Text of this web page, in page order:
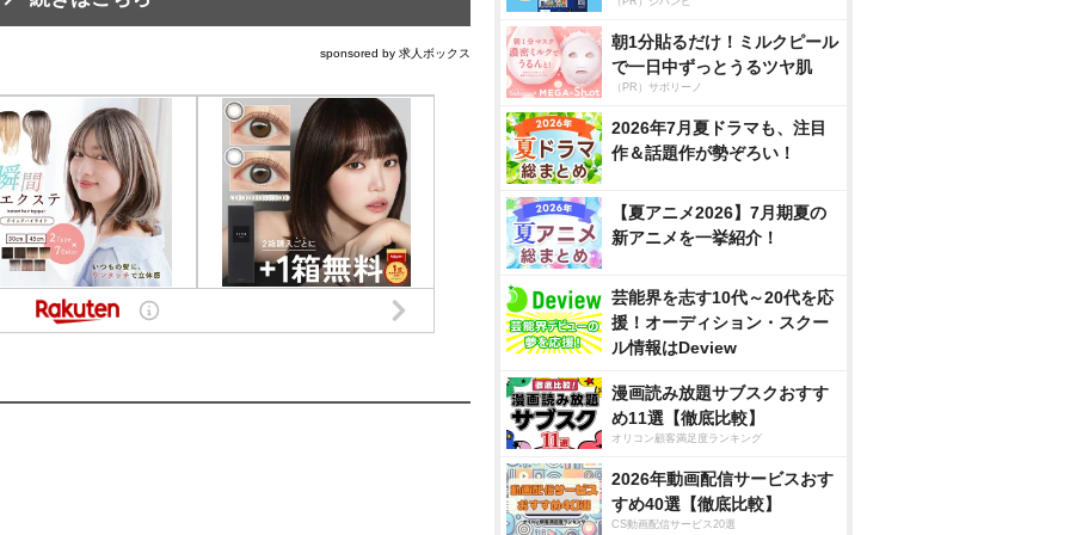
sponsored by 求人ボックス
朝1分貼るだけ！ミルクピール
で一日中ずっとうるツヤ肌
（PR）サボリーノ
2026年7月夏ドラマも、注目
作＆話題作が勢ぞろい！
【夏アニメ2026】7月期夏の
新アニメを一挙紹介！
芸能界を志す10代～20代を応
援！オーディション・スクー
ル情報はDeview
漫画読み放題サブスクおすす
め11選【徹底比較】
オリコン顧客満足度ランキング
2026年動画配信サービスおす
すめ40選【徹底比較】
CS動画配信サービス20選